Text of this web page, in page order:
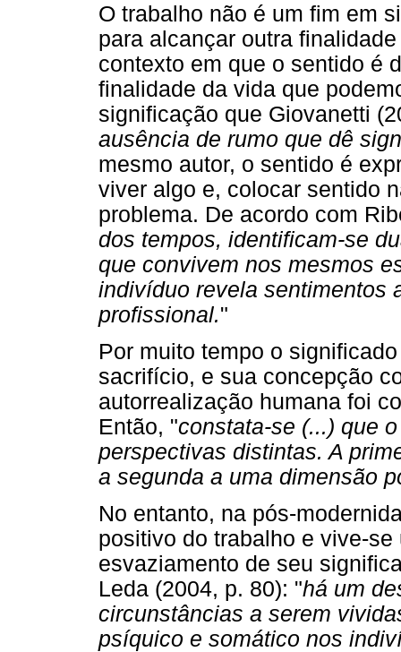
O trabalho não é um fim em
para alcançar outra
contexto em que o sentido é
finalidade da vida que
significação que Giovanetti
ausência de rumo que dê
mesmo autor, o sentido é
viver algo e, colocar sentido
problema. De acordo com
dos tempos, identificam-se
que convivem nos mesmos
indivíduo revela sentimentos
profissional."
Por muito tempo o
sacrifício, e sua concepção
autorrealização humana foi
Então, "constata-se (...) que
perspectivas distintas. A
a segunda a uma dimensão
No entanto, na pós-
positivo do trabalho e vive-
esvaziamento de seu
Leda (2004, p. 80): "há um
circunstâncias a serem
psíquico e somático nos